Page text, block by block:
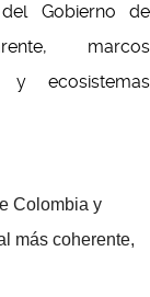
Gobierno de
marcos
y ecosistemas
Colombia y
más coherente,